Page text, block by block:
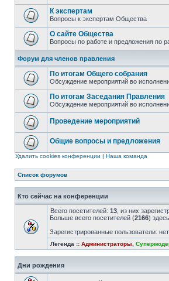
К экспертам
Вопросы к экспертам Общества
О сайте Общества
Вопросы по работе и предложения по
Форум для членов правления
По итогам Общего собрания
Обсуждение мероприятий во
По итогам Заседания Правления
Обсуждение мероприятий во
Проведение мероприятий
Общие вопросы и предложения
Удалить cookies конференции | Наша команда
Список форумов
Кто сейчас на конференции
Всего посетителей: 13 , из них
Больше всего посетителей (2166)
Зарегистрированные пользователи:
Легенда :: Администраторы
Дни рождения